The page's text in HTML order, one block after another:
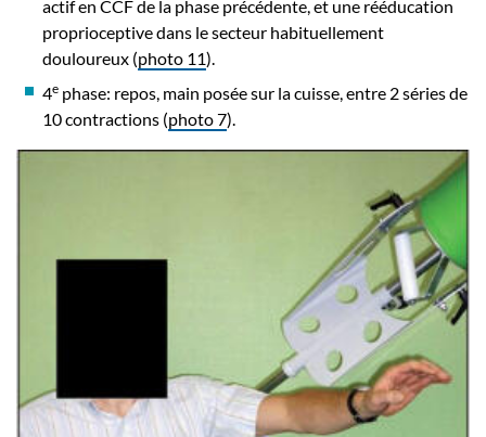
actif en CCF de la phase précédente, et une rééducation
proprioceptive dans le secteur habituellement
douloureux (photo 11).
4e phase: repos, main posée sur la cuisse, entre 2 séries de
10 contractions (photo 7).